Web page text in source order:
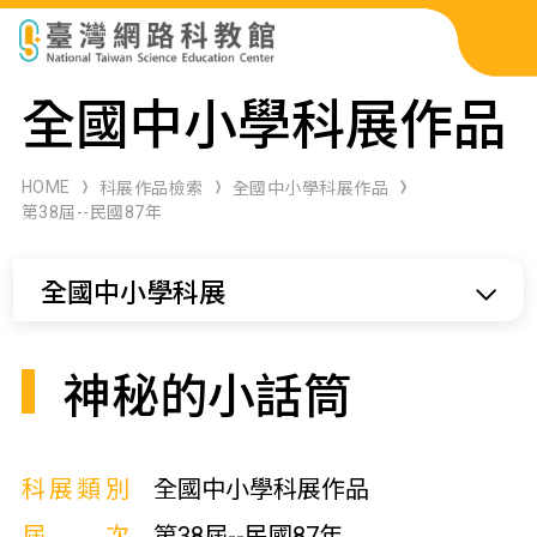
科展作品檢索
科學研習月刊
全國中小學科展作品
HOME 科展作品檢索
全國中小學科展作品
第38屆--民國87年
全國中小學科展
神秘的小話筒
科展類別
全國中小學科展作品